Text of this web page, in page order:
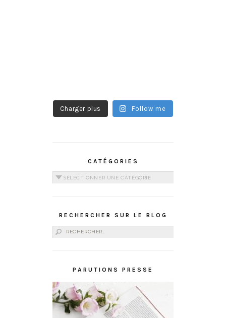
Charger plus Follow me
CATÉGORIES
Catégories
RECHERCHER SUR LE BLOG
Rechercher :
PARUTIONS PRESSE